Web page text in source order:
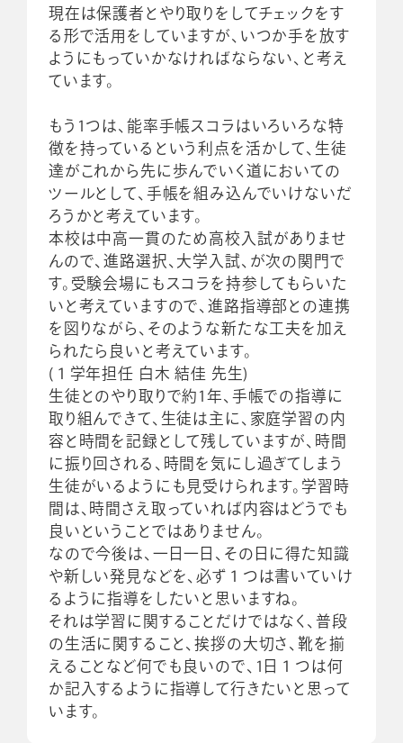
現在は保護者とやり取りをしてチェックをす
る形で活用をしていますが、いつか手を放す
ようにもっていかなければならない、と考え
ています。
もう1つは、能率手帳スコラはいろいろな特
徴を持っているという利点を活かして、生徒
達がこれから先に歩んでいく道においての
ツールとして、手帳を組み込んでいけないだ
ろうかと考えています。
本校は中高一貫のため高校入試がありませ
んので、進路選択、大学入試、が次の関門で
す。受験会場にもスコラを持参してもらいた
いと考えていますので、進路指導部との連携
を図りながら、そのような新たな工夫を加え
られたら良いと考えています。
(１学年担任 白木 結佳 先生)
生徒とのやり取りで約1年、手帳での指導に
取り組んできて、生徒は主に、家庭学習の内
容と時間を記録として残していますが、時間
に振り回される、時間を気にし過ぎてしまう
生徒がいるようにも見受けられます。学習時
間は、時間さえ取っていれば内容はどうでも
良いということではありません。
なので今後は、一日一日、その日に得た知識
や新しい発見などを、必ず１つは書いていけ
るように指導をしたいと思いますね。
それは学習に関することだけではなく、普段
の生活に関すること、挨拶の大切さ、靴を揃
えることなど何でも良いので、1日１つは何
か記入するように指導して行きたいと思って
います。